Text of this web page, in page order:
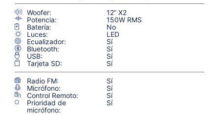
Woofer:
12” X2
Potencia:
150W RMS
Batería:
No
Luces:
LED
Ecualizador:
Sí
Bluetooth:
Sí
USB:
Sí
Tarjeta SD:
Sí
Radio FM:
Sí
Micrófono:
Sí
Control Remoto:
Sí
Prioridad de
micrófono:
Sí